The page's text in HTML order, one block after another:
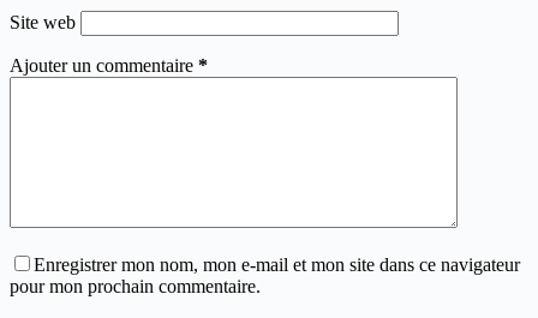
Site web
Ajouter un commentaire *
Enregistrer mon nom, mon e-mail et mon site dans ce navigateur
pour mon prochain commentaire.